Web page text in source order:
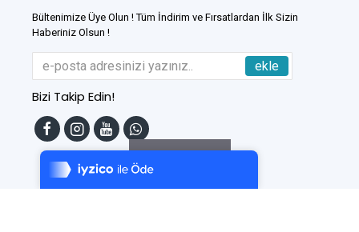
Tek Tıkla Ödeme Kolaylığı
7/24 Canlı Destek
%100 Sorunsuz Alışveriş
Bültenimize Üye Olun ! Tüm İndirim ve Fırsatlardan İlk Sizin
Haberiniz Olsun !
ekle
Bizi Takip Edin!
Filtreleme